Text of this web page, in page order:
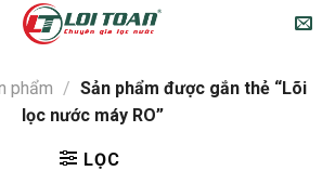
phẩm / Sản phẩm được gắn thẻ “Lõi
lọc nước máy RO”
LỌC